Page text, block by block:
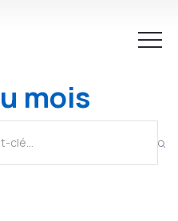
mois